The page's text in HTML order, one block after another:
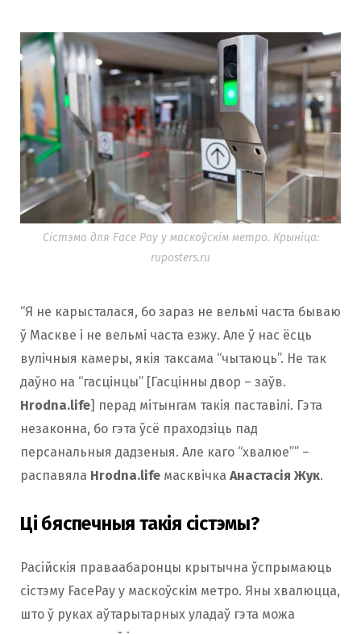
Сістэма для Face Pay у маскоўскім метро. Крыніца:
ruposters.ru
“Я не карысталася, бо зараз не вельмі часта бываю
ў Маскве і не вельмі часта езжу. Але ў нас ёсць
вулічныя камеры, якія таксама “чытаюць”. Не так
даўно на “гасцінцы” [Гасцінны двор – заўв.
Hrodna.life] перад мітынгам такія паставілі. Гэта
незаконна, бо гэта ўсё праходзіць пад
персанальныя дадзеныя. Але каго “хвалюе”” –
распавяла Hrodna.life масквічка Анастасія Жук.
Ці бяспечныя такія сістэмы?
Расійскія праваабаронцы крытычна ўспрымаюць
сістэму FacePay у маскоўскім метро. Яны хвалюцца,
што ў руках аўтарытарных уладаў гэта можа